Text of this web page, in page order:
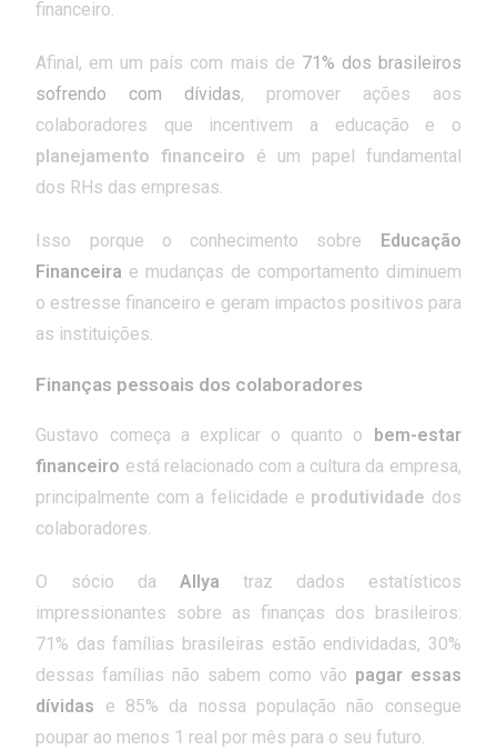
financeiro.
Afinal, em um país com mais de 71% dos brasileiros
sofrendo com dívidas, promover ações aos
colaboradores que incentivem a educação e o
planejamento financeiro é um papel fundamental
dos RHs das empresas.
Isso porque o conhecimento sobre Educação
Financeira e mudanças de comportamento diminuem
o estresse financeiro e geram impactos positivos para
as instituições.
Finanças pessoais dos colaboradores
Gustavo começa a explicar o quanto o bem-estar
financeiro está relacionado com a cultura da empresa,
principalmente com a felicidade e produtividade dos
colaboradores.
O sócio da Allya traz dados estatísticos
impressionantes sobre as finanças dos brasileiros:
71% das famílias brasileiras estão endividadas, 30%
dessas famílias não sabem como vão pagar essas
dívidas e 85% da nossa população não consegue
poupar ao menos 1 real por mês para o seu futuro.